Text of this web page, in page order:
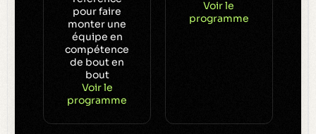
pour faire
monter une
équipe en
compétence
de bout en
bout
Voir le
programme
Voir le
programme